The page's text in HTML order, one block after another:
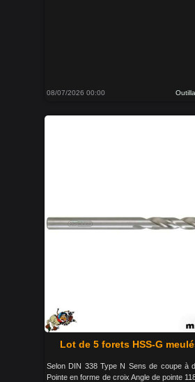
08/07/2026 00:00
Lot de 5 forets HSS-G
Selon DIN 338 Type N Sens de coupe à
Pointe en forme de croix Angle de pointe